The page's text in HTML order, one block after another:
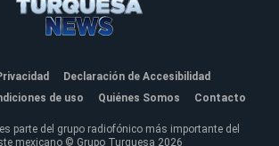
Declaración de Accesibilidad
de uso
Quiénes Somos Contacto
parte del grupo radiofónico más importante del
mexicano © Grupo Turquesa 2026